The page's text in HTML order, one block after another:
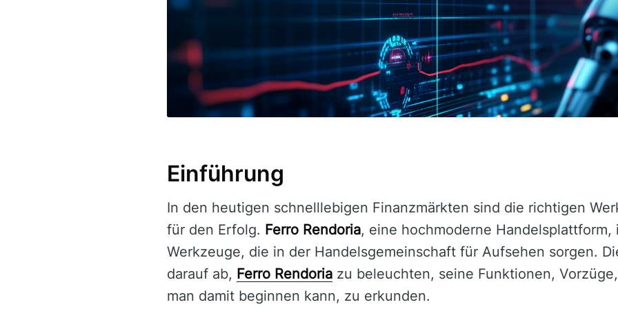
Einführung
In den heutigen schnelllebigen Finanzmärkten sind die richtigen
für den Erfolg. Ferro Rendoria, eine hochmoderne Handelsplattform,
Werkzeuge, die in der Handelsgemeinschaft für Aufsehen sorgen.
darauf ab, Ferro Rendoria zu beleuchten, seine Funktionen,
man damit beginnen kann, zu erkunden.